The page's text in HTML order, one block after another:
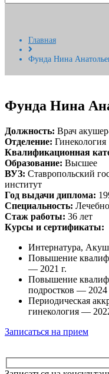
Главная
Фунда Нина
Фунда Нина
Должность: Врач
Отделение: Гинекология
Квалификационная
Образование: Высшее
ВУЗ: Ставропольский
институт
Год выдачи диплома:
Специальность:
Стаж работы: 36 лет
Курсы и сертификаты:
Интернатура,
Повышение
— 2021 г.
Повышение
подростков — 2024
Периодическая
гинекология —
Записаться на прием